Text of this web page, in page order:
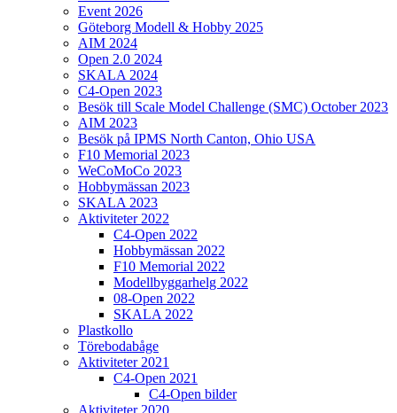
Event 2026
Göteborg Modell & Hobby 2025
AIM 2024
Open 2.0 2024
SKALA 2024
C4-Open 2023
Besök till Scale Model Challenge (SMC) October 2023
AIM 2023
Besök på IPMS North Canton, Ohio USA
F10 Memorial 2023
WeCoMoCo 2023
Hobbymässan 2023
SKALA 2023
Aktiviteter 2022
C4-Open 2022
Hobbymässan 2022
F10 Memorial 2022
Modellbyggarhelg 2022
08-Open 2022
SKALA 2022
Plastkollo
Törebodabåge
Aktiviteter 2021
C4-Open 2021
C4-Open bilder